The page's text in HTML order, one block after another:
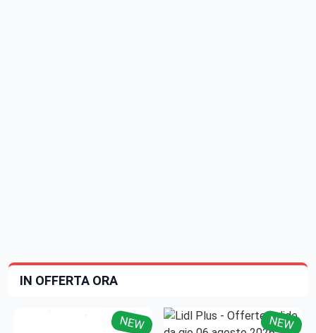
IN OFFERTA ORA
NEW NEW